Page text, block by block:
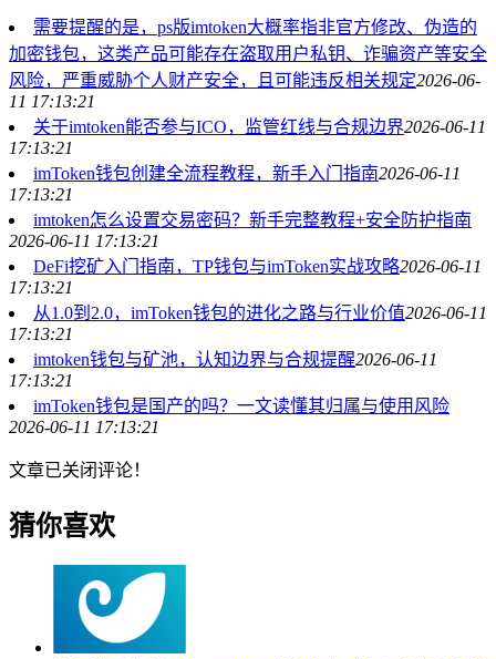
需要提醒的是，ps版imtoken大概率指非官方修改、伪造的
加密钱包，这类产品可能存在盗取用户私钥、诈骗资产等安全
风险，严重威胁个人财产安全，且可能违反相关规定2026-06-
11 17:13:21
关于imtoken能否参与ICO，监管红线与合规边界2026-06-11
17:13:21
imToken钱包创建全流程教程，新手入门指南2026-06-11
17:13:21
imtoken怎么设置交易密码？新手完整教程+安全防护指南
2026-06-11 17:13:21
DeFi挖矿入门指南，TP钱包与imToken实战攻略2026-06-11
17:13:21
从1.0到2.0，imToken钱包的进化之路与行业价值2026-06-11
17:13:21
imtoken钱包与矿池，认知边界与合规提醒2026-06-11
17:13:21
imToken钱包是国产的吗？一文读懂其归属与使用风险
2026-06-11 17:13:21
文章已关闭评论！
猜你喜欢